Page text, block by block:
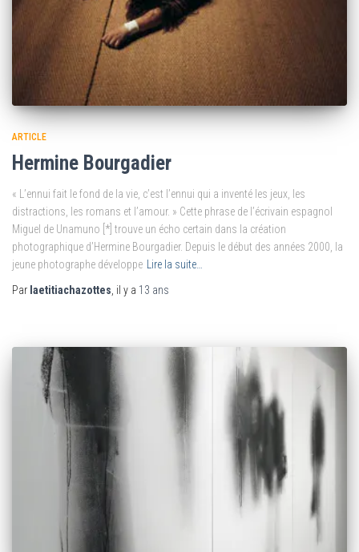
ARTICLE
Hermine Bourgadier
« L’ennui fait le fond de la vie, c’est l’ennui qui a inventé les jeux, les
distractions, les romans et l’amour. » Cette phrase de l’écrivain espagnol
Miguel de Unamuno [*] trouve un écho certain dans la création
photographique d’Hermine Bourgadier. Depuis le début des années 2000, la
jeune photographe développe
Lire la suite…
Par laetitiachazottes , il y a 13 ans